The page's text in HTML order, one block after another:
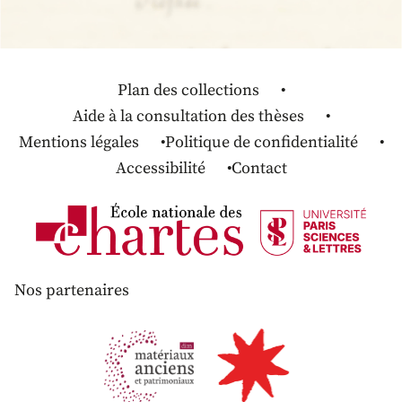
Plan des collections
Aide à la consultation des thèses
Mentions légales
Politique de confidentialité
Accessibilité
Contact
Nos partenaires